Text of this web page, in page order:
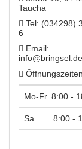
Taucha
Tel: (034298)
6
Email:
info@bringsel.de
Öffnungszeiten
Mo-Fr. 8:00 -
Sa. 8:00 -